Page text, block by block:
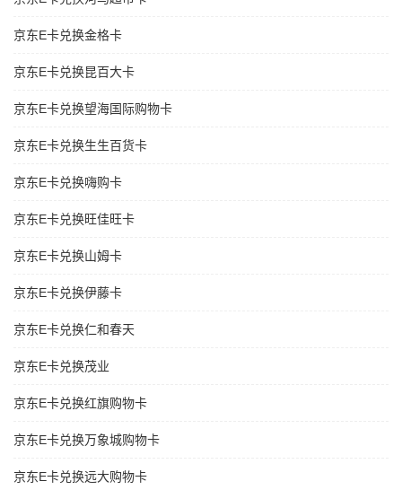
京东E卡兑换金格卡
京东E卡兑换昆百大卡
京东E卡兑换望海国际购物卡
京东E卡兑换生生百货卡
京东E卡兑换嗨购卡
京东E卡兑换旺佳旺卡
京东E卡兑换山姆卡
京东E卡兑换伊藤卡
京东E卡兑换仁和春天
京东E卡兑换茂业
京东E卡兑换红旗购物卡
京东E卡兑换万象城购物卡
京东E卡兑换远大购物卡